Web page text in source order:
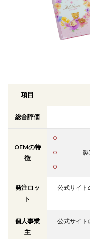
項目
総合評価
OEMの特
徴
発注ロッ
ト
公式サイト
個人事業
主
公式サイト